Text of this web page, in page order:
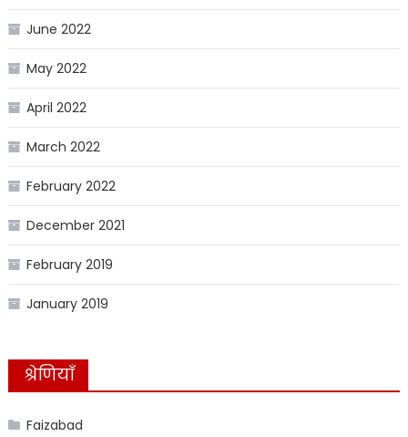
June 2022
May 2022
April 2022
March 2022
February 2022
December 2021
February 2019
January 2019
श्रेणियाँ
Faizabad